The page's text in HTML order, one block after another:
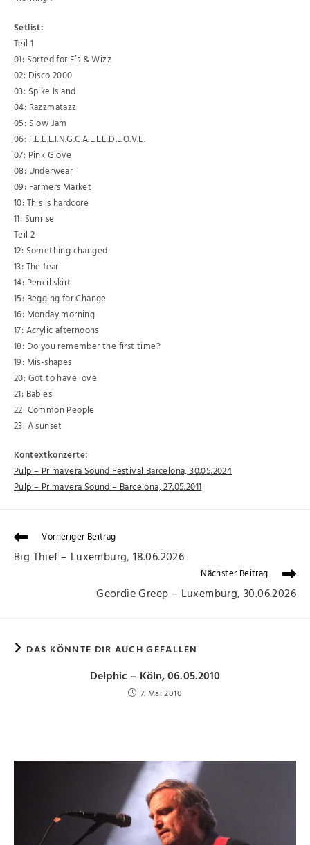
Setlist:
Teil 1
01: Sorted for E’s & Wizz
02: Disco 2000
03: Spike Island
04: Razzmatazz
05: Slow Jam
06: F.E.E.L.I.N.G.C.A.L.L.E.D.L.O.V.E.
07: Pink Glove
08: Underwear
09: Farmers Market
10: This is hardcore
11: Sunrise
Teil 2
12: Something changed
13: The fear
14: Pencil skirt
15: Begging for Change
16: Monday morning
17: Acrylic afternoons
18: Do you remember the first time?
19: Mis-shapes
20: Got to have love
21: Babies
22: Common People
23: A sunset
Kontextkonzerte:
Pulp – Primavera Sound Festival Barcelona, 30.05.2024
Pulp – Primavera Sound – Barcelona, 27.05.2011
Vorheriger Beitrag
Big Thief – Luxemburg, 18.06.2026
Nächster Beitrag
Geordie Greep – Luxemburg, 30.06.2026
DAS KÖNNTE DIR AUCH GEFALLEN
Delphic – Köln, 06.05.2010
7. Mai 2010